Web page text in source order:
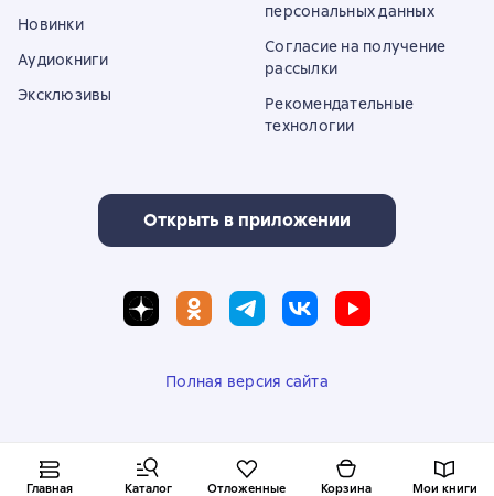
Главная Каталог Отложенные Корзина Мои книги
Новинки
Аудиокниги
Эксклюзивы
персональных данных
Согласие на получение
рассылки
Рекомендательные
технологии
Открыть в приложении
Полная версия сайта